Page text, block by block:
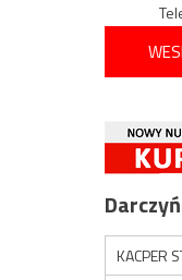
KACPER